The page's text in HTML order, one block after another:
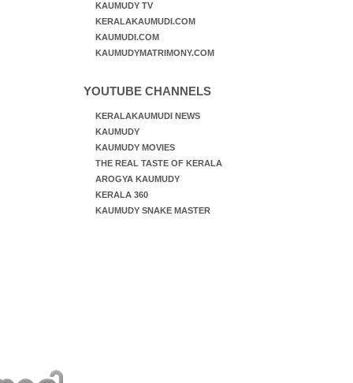
KAUMUDY TV
KERALAKAUMUDI.COM
KAUMUDI.COM
KAUMUDYMATRIMONY.COM
YOUTUBE CHANNELS
KERALAKAUMUDI NEWS
KAUMUDY
KAUMUDY MOVIES
THE REAL TASTE OF KERALA
AROGYA KAUMUDY
KERALA 360
KAUMUDY SNAKE MASTER